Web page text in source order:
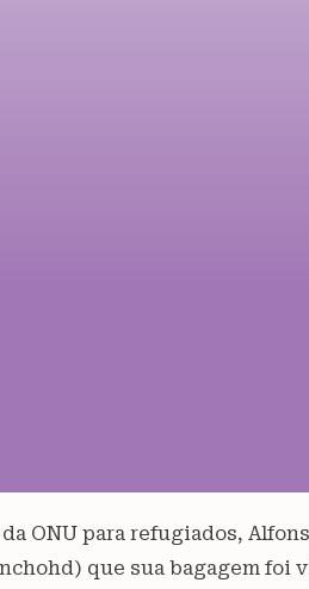
ONU para refugiados,
que sua bagagem foi